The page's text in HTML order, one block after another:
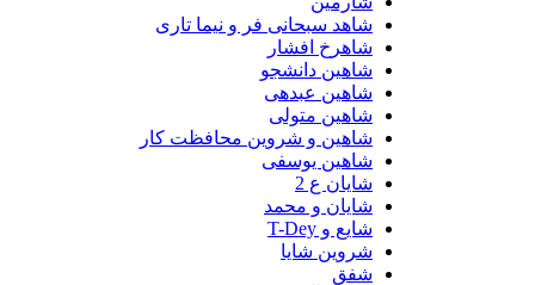
شاهد سبحانی فر و نیما تاری
شاهرخ افشار
شاهین دانشجو
شاهین عبدهی
شاهین متولی
شاهین و شروین محافظت کار
شاهین یوسفی
شایان ع 2
شایان و محمد
شایع و T-Dey
شروین شایا